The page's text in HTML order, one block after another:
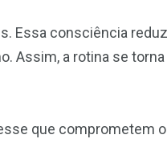
Essa consciência reduz
Assim, a rotina se
que comprometem